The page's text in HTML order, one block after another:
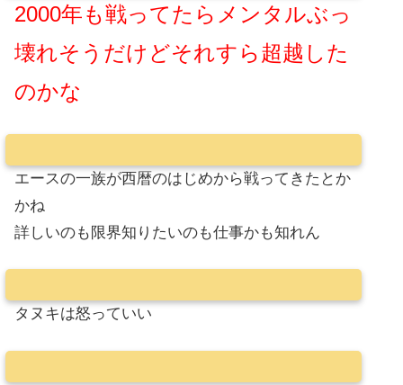
2000年も戦ってたらメンタルぶっ
壊れそうだけどそれすら超越した
のかな
エースの一族が西暦のはじめから戦ってきたとか
かね
詳しいのも限界知りたいのも仕事かも知れん
タヌキは怒っていい